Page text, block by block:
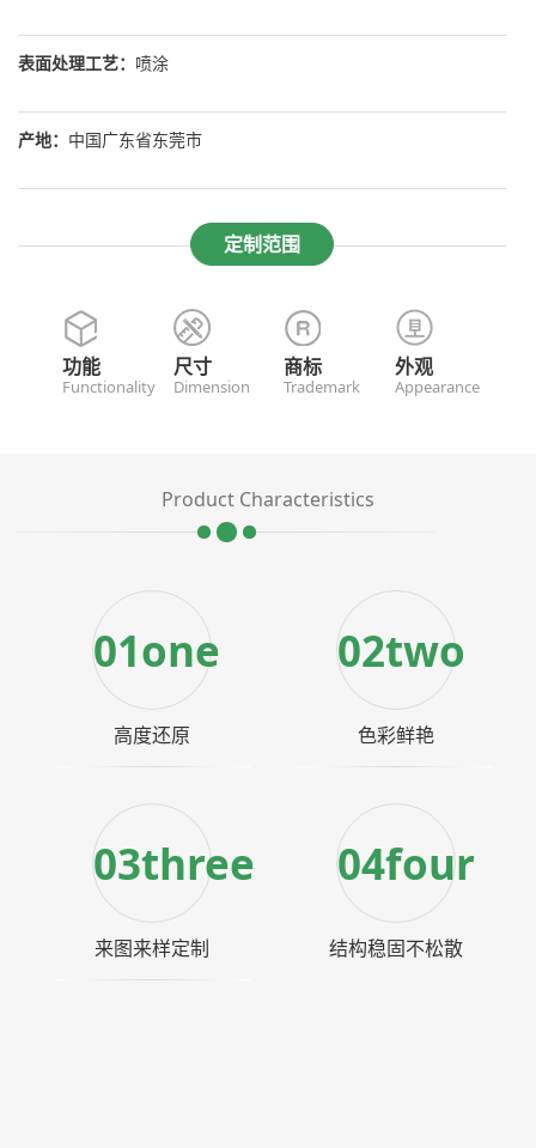
表面处理工艺： 喷涂
产地： 中国广东省东莞市
定制范围
功能
Functionality
尺寸
Dimension
商标
Trademark
外观
Appearance
Product Characteristics
01one
高度还原
02two
色彩鲜艳
03three
来图来样定制
04four
结构稳固不松散